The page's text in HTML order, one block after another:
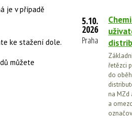
je v případě
ke stažení dole.
můžete
5.10.
2026
Praha
řetězci
do
na MZd
a